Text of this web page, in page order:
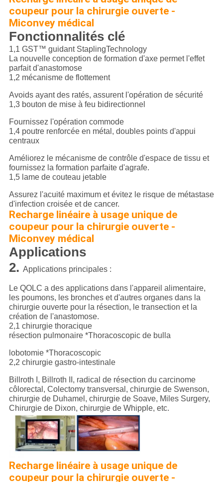
coupeur pour la chirurgie ouverte -
Miconvey médical
Fonctionnalités clé
1,1 GST™ guidant StaplingTechnology
La nouvelle conception de formation d'axe permet l'effet
parfait d'anastomose
1,2 mécanisme de flottement
Avoids ayant des ratés, assurent l'opération de sécurité
1,3 bouton de mise à feu bidirectionnel
Fournissez l'opération commode
1,4 poutre renforcée en métal, doubles points d'appui
centraux
Améliorez le mécanisme de contrôle d'espace de tissu et
fournissez la formation parfaite d'agrafe.
1,5 lame de couteau jetable
Assurez l'acuité maximum et évitez le risque de métastase
d'infection croisée et de cancer.
Recharge linéaire à usage unique de
coupeur pour la chirurgie ouverte -
Miconvey médical
Applications
2. Applications principales :
Le QOLC a des applications dans l'appareil alimentaire,
les poumons, les bronches et d'autres organes dans la
chirurgie ouverte pour la résection, le transection et la
création de l'anastomose.
2,1 chirurgie thoracique
résection pulmonaire *Thoracoscopic de bulla
lobotomie *Thoracoscopic
2,2 chirurgie gastro-intestinale
Billroth I, Billroth II, radical de résection du carcinome
côlorectal, Colectomy transversal, chirurgie de Swenson,
chirurgie de Duhamel, chirurgie de Soave, Miles Surgery,
Chirurgie de Dixon, chirurgie de Whipple, etc.
Recharge linéaire à usage unique de
coupeur pour la chirurgie ouverte -